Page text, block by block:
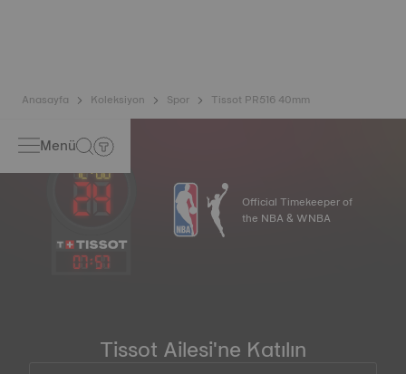
Anasayfa Koleksiyon Spor Tissot PR516 40mm
Menü
07:57
Official Timekeeper of
the NBA & WNBA
Tissot Ailesi'ne Katılın